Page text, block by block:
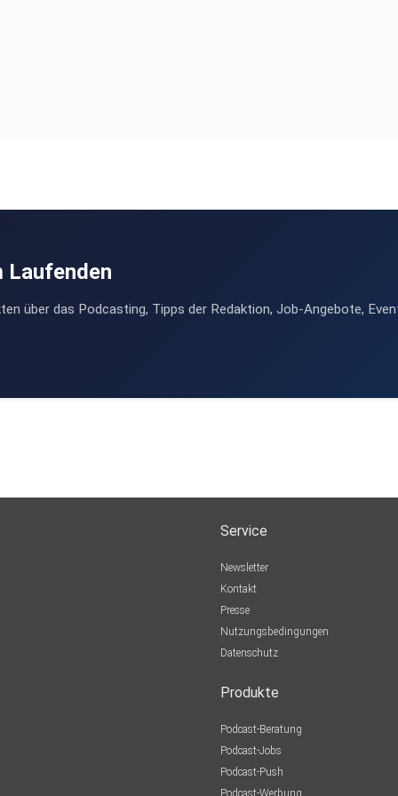
Laufenden
über das Podcasting, Tipps der Redaktion, Job-Angebote,
Service
Newsletter
Kontakt
Presse
Nutzungsbedingungen
Datenschutz
Produkte
Podcast-Beratung
Podcast-Jobs
Podcast-Push
Podcast-Werbung